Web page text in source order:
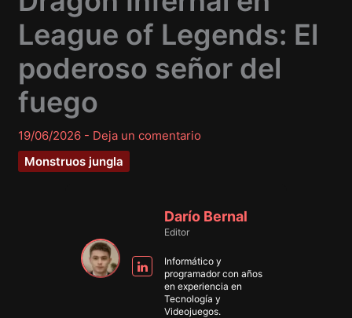
League of Legends: El
poderoso señor del
fuego
19/06/2026 - Deja un comentario
Monstruos jungla
Darío Bernal
Editor
Informático y
programador con años
en experiencia en
Tecnología y
Videojuegos.